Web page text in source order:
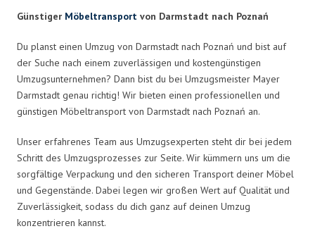
Günstiger Möbeltransport von Darmstadt nach Poznań
Du planst einen Umzug von Darmstadt nach Poznań und bist auf
der Suche nach einem zuverlässigen und kostengünstigen
Umzugsunternehmen? Dann bist du bei Umzugsmeister Mayer
Darmstadt genau richtig! Wir bieten einen professionellen und
günstigen Möbeltransport von Darmstadt nach Poznań an.
Unser erfahrenes Team aus Umzugsexperten steht dir bei jedem
Schritt des Umzugsprozesses zur Seite. Wir kümmern uns um die
sorgfältige Verpackung und den sicheren Transport deiner Möbel
und Gegenstände. Dabei legen wir großen Wert auf Qualität und
Zuverlässigkeit, sodass du dich ganz auf deinen Umzug
konzentrieren kannst.